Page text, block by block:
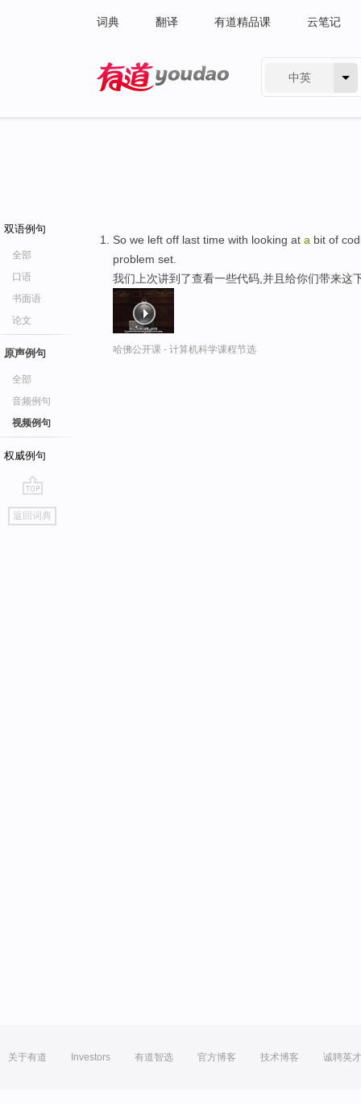
词典 翻译 有道精品课 云笔记
中英
双语例句
全部
口语
书面语
论文
原声例句
全部
音频例句
视频例句
权威例句
go
top
返回词典
So we left off last time with looking at a bit of
problem set.
我们上次讲到了查看一些代码,并且给你们带来这
哈佛公开课 - 计算机科学课程节选
关于有道 Investors 有道智选 官方博客 技术博客 诚聘英才